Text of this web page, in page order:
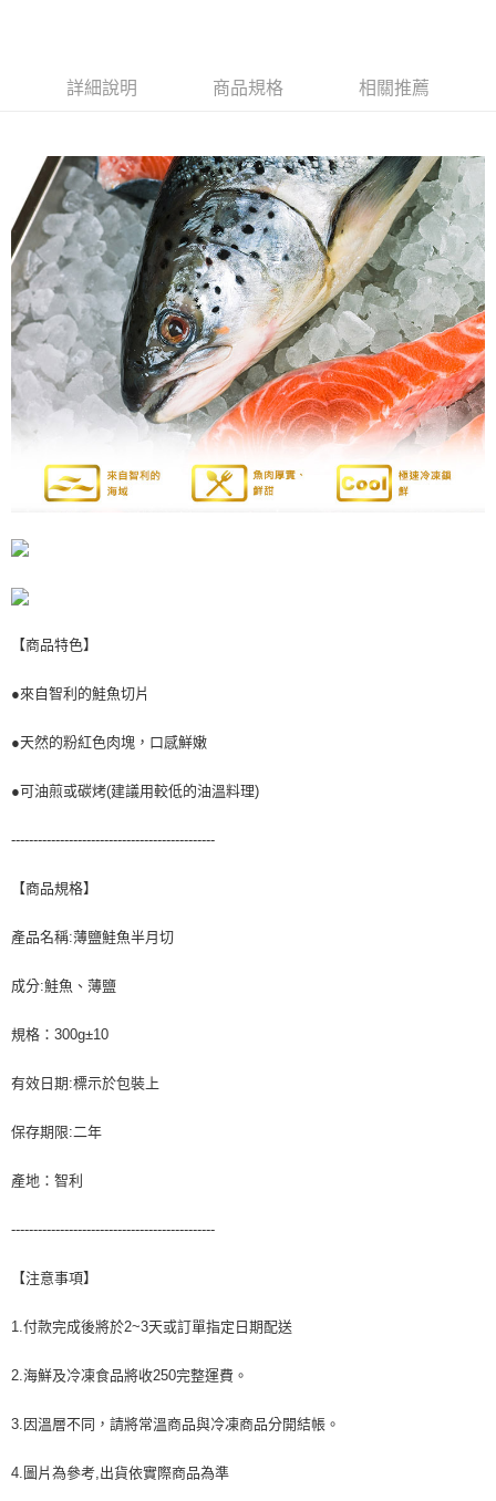
３．安心：先確認商品／服務後，再付款。
結帳頁面，進行簡訊認證並確認金額後，即可完成結帳。
２．訂單成立數日內，您將收到繳費通知簡訊。
３．收到繳費通知簡訊後14天內，點擊此簡訊中的連結，可透過四大超商／
ATM／網路銀行／等多元方式進行付款，方視為交易完成。
※ 請注意：結帳手續完成當下不需立刻繳費，但若您需要取消訂單，請聯絡
購買商品的店家。未經商家同意取消之訂單仍視為有效，需透過AFTEE先享
後付繳納相關費用。
※ 交易是否成功請以「AFTEE先享後付 」之結帳頁面顯示為準，若有關於
是否繳費成功／繳費後需取消欲退款等相關疑問，請聯繫「AFTEE先享後付
客戶支援中心」 https://netprotections.freshdesk.com/support/home
【注意事項】
１．透過由恩沛科技股份有限公司提供之「AFTEE先享後付」服務完成之交
易，需依本服務之必要範圍內提供個人資料，並將交易相關給付款項請求債
權轉讓予恩沛科技股份有限公司。
２．關於個人資料處理事宜，請瀏覽以下網址：
https://aftee.tw/terms/#terms3
任。
時審查核予不同之上限額度；若仍有額度不足之情形，本公司將視審查結果
請求用戶進行身份認證。
恩沛科技股份有限公司將有權停止該用戶之使用額度並採取法律行動。
運送方式
每筆NT$220
離島-冷凍宅配
每筆NT$350
黑貓冷凍-貨到付款(含到付手續費30元)
每筆NT$250
詳細說明 商品規格 相關推薦
【商品特色】
●來自智利的鮭魚切片
●天然的粉紅色肉塊，口感鮮嫩
●可油煎或碳烤(建議用較低的油溫料理)
----------------------------------------------
【商品規格】
產品名稱:薄鹽鮭魚半月切
成分:鮭魚、薄鹽
規格：300g±10
有效日期:標示於包裝上
保存期限:二年
產地：智利
----------------------------------------------
【注意事項】
1.付款完成後將於2~3天或訂單指定日期配送
2.海鮮及冷凍食品將收250完整運費。
3.因溫層不同，請將常溫商品與冷凍商品分開結帳。
4.圖片為參考,出貨依實際商品為準